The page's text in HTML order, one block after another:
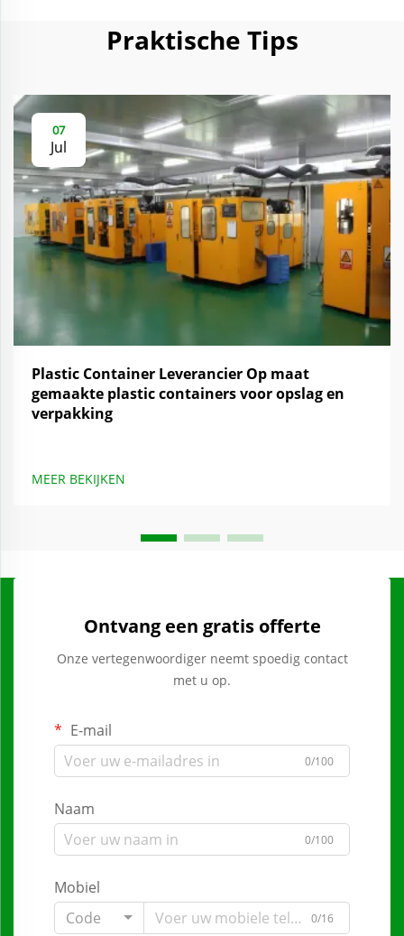
Praktische Tips
07
Jul
Plastic Container Leverancier Op maat
gemaakte plastic containers voor opslag en
verpakking
MEER BEKIJKEN
Ontvang een gratis offerte
Onze vertegenwoordiger neemt spoedig contact
met u op.
E-mail
0/100
Naam
0/100
Mobiel
Code
0/16